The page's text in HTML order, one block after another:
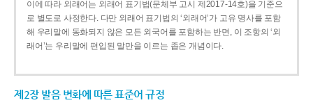
이에 따라 외래어는 외래어 표기법(문체부 고시 제2017-14호)을 기준으
로 별도로 사정한다. 다만 외래어 표기법의 ‘외래어’가 고유 명사를 포함
해 우리말에 동화되지 않은 모든 외국어를 포함하는 반면, 이 조항의 ‘외
래어’는 우리말에 편입된 말만을 이르는 좁은 개념이다.
제2장 발음 변화에 따른 표준어 규정